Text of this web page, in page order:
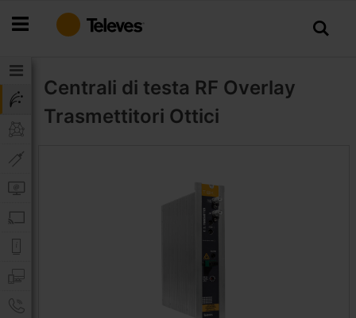
al
Centrali di testa RF Overlay
Trasmettitori Ottici